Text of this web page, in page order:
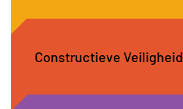
Constructieve Veiligheid